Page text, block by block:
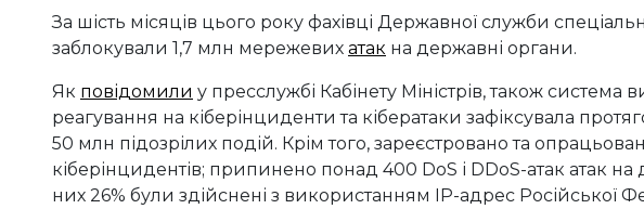
За шість місяців цього року фахівці Державної служби
заблокували 1,7 млн мережевих атак на державні органи.
Як повідомили у пресслужбі Кабінету Міністрів, також система
реагування на кіберінциденти та кібератаки зафіксувала
50 млн підозрілих подій. Крім того, зареєстровано та
кіберінцидентів; припинено понад 400 DoS і DDoS-атак атак
них 26% були здійснені з використанням IP-адрес Російської